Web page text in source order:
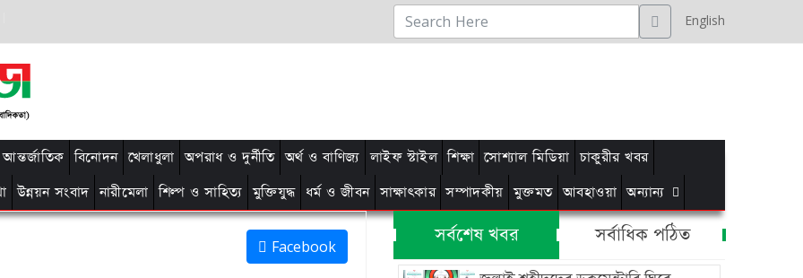
English
আন্তর্জাতিক বিনোদন খেলাধুলা অপরাধ ও দুর্নীতি অর্থ ও বাণিজ্য লাইফ স্টাইল শিক্ষা সোশ্যাল মিডিয়া চাকুরীর খবর
উন্নয়ন সংবাদ নারীমেলা শিল্প ও সাহিত্য মুক্তিযুদ্ধ ধর্ম ও জীবন সাক্ষাৎকার সম্পাদকীয় মুক্তমত আবহাওয়া অন্যান্য
Facebook সর্বশেষ খবর সর্বাধিক পঠিত